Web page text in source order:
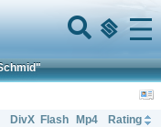
Menu
DivX Flash Mp4
Rating